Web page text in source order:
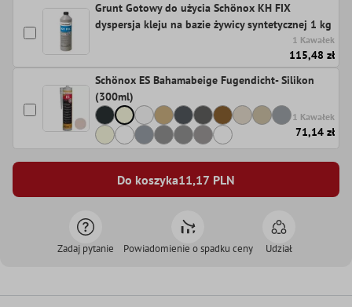
Grunt Gotowy do użycia Schönox KH FIX
dyspersja kleju na bazie żywicy syntetycznej 1 kg
1 Kawałek
115,48 zł
Schönox ES Bahamabeige Fugendicht- Silikon
(300ml)
1 Kawałek
71,14 zł
Do koszyka11,17 PLN
Zadaj pytanie Powiadomienie o spadku ceny Udział